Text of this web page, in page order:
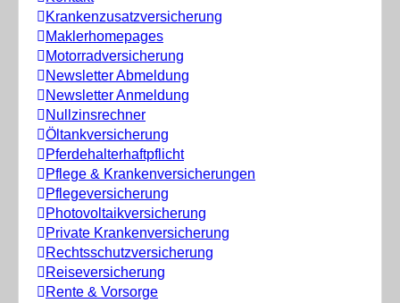
Krankenzusatzversicherung
Maklerhomepages
Motorradversicherung
Newsletter Abmeldung
Newsletter Anmeldung
Nullzinsrechner
Öltankversicherung
Pferdehalterhaftpflicht
Pflege & Krankenversicherungen
Pflegeversicherung
Photovoltaikversicherung
Private Krankenversicherung
Rechtsschutzversicherung
Reiseversicherung
Rente & Vorsorge